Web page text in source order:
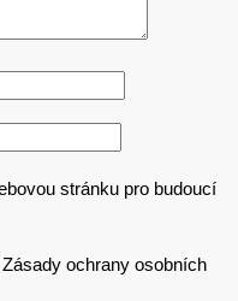
stránku pro budoucí
ochrany osobních